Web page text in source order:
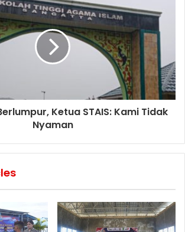
Ketua STAIS: Kami Tidak
Nyaman